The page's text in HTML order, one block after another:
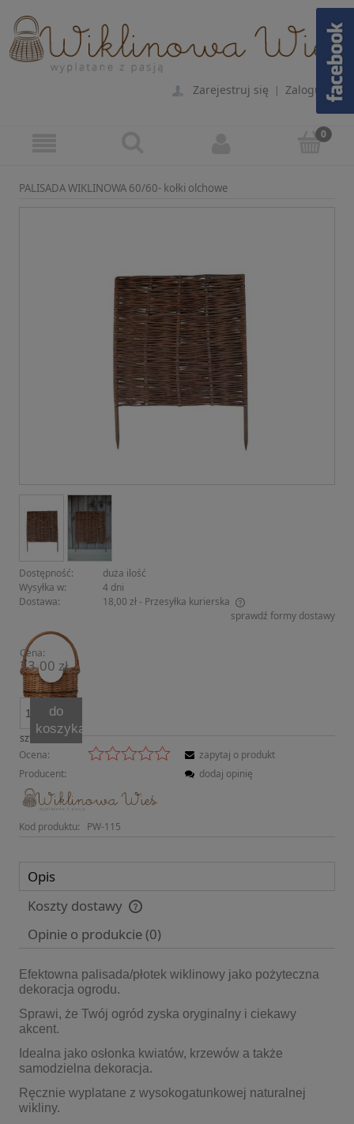
Zarejestruj się | Zaloguj się
PALISADA WIKLINOWA 60/60- kołki olchowe
Dostępność:
duża ilość
Wysyłka w:
4 dni
Dostawa:
18,00 zł- Przesyłka kurierska
Cena nie zawiera ewentualnych kosztów płatnościsprawdź formy dostawy
Cena:
33,00 zł
szt.
do
koszyka
Ocena:
Producent:
Kod produktu: PW-115
zapytaj o produkt
dodaj opinię
Opis
Koszty dostawy
Cena nie zawiera ewentualnych kosztów płatności
Opinie o produkcie (0)
Efektowna palisada/płotek wiklinowy jako pożyteczna
dekoracja ogrodu.
Sprawi, że Twój ogród zyska oryginalny i ciekawy
akcent.
Idealna jako osłonka kwiatów, krzewów a także
samodzielna dekoracja.
Ręcznie wyplatane z wysokogatunkowej naturalnej
wikliny.